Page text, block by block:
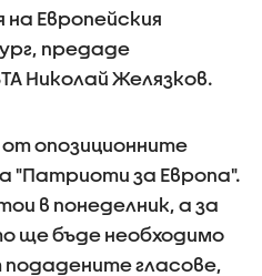
Европейския
предаде
Николай Желязков.
опозиционните
"Патриоти за Европа".
в понеделник, а за
ще бъде необходимо
гласове,